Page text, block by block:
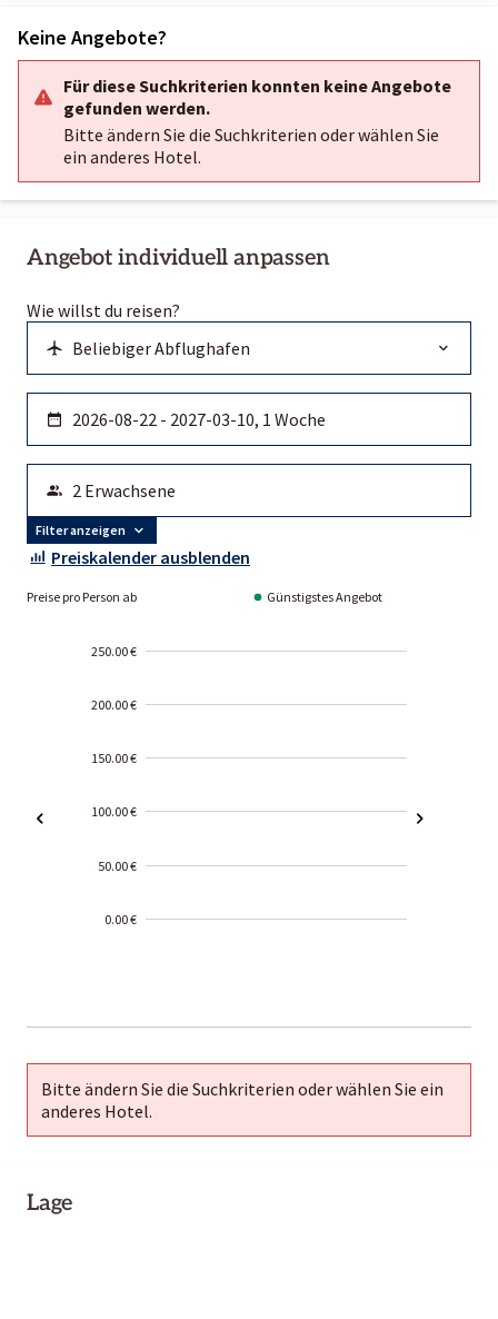
Angebot individuell anpassen
Wie willst du reisen?
Filter anzeigen
Preiskalender ausblenden
Preise pro Person ab Günstigstes Angebot
250.00 €
200.00 €
150.00 €
100.00 €
50.00 €
0.00 €
01-02
Bitte ändern Sie die Suchkriterien oder wählen Sie ein
anderes Hotel.
Lage
Keine Angebote?
Für diese Suchkriterien konnten keine Angebote
gefunden werden.
Bitte ändern Sie die Suchkriterien oder wählen Sie
ein anderes Hotel.